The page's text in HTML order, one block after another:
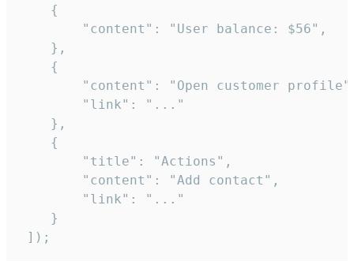
    {
        "content": "User balance: $56",
    },
    {
"content": "Open customer
        "link": "..."
    },
    {
        "title": "Actions",
        "content": "Add contact",
        "link": "..."
    }
]);